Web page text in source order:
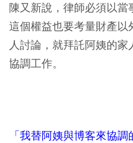
陳又新說，律師必須以
這個權益也要考量財產
人討論，就拜託阿姨的
協調工作。
「我替阿姨與博客來協